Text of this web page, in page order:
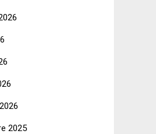
2025